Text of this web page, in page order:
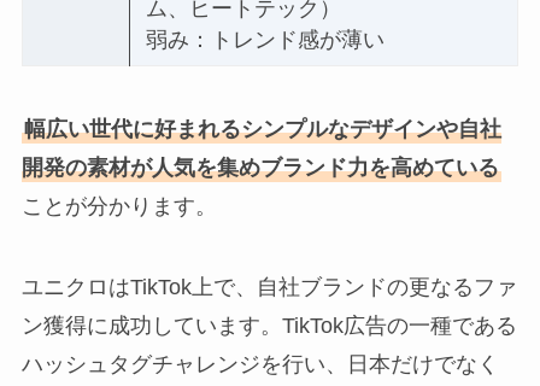
ム、ヒートテック）
弱み：トレンド感が薄い
幅広い世代に好まれるシンプルなデザインや自社
開発の素材が人気を集めブランド力を高めている
ことが分かります。
ユニクロはTikTok上で、自社ブランドの更なるファ
ン獲得に成功しています。TikTok広告の一種である
ハッシュタグチャレンジを行い、日本だけでなく